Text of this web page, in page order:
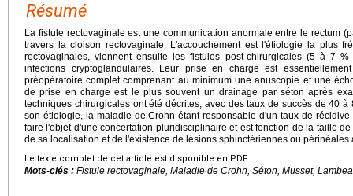
Résumé
La fistule rectovaginale est une communication anormale entre le rectum
travers la cloison rectovaginale. L'accouchement est l'étiologie la plus
rectovaginales, viennent ensuite les fistules post-chirurgicales (5 à 7
infections cryptoglandulaires. Leur prise en charge est
préopératoire complet comprenant au minimum une anuscopie et une
de prise en charge est le plus souvent un drainage par séton après
techniques chirurgicales ont été décrites, avec des taux de succès de 40
son étiologie, la maladie de Crohn étant responsable d'un taux de
faire l'objet d'une concertation pluridisciplinaire et est fonction de la taille
de sa localisation et de l'existence de lésions sphinctériennes ou périnéales
Le texte complet de cet article est disponible en PDF.
Mots-clés : Fistule rectovaginale, Maladie de Crohn, Séton, Musset,